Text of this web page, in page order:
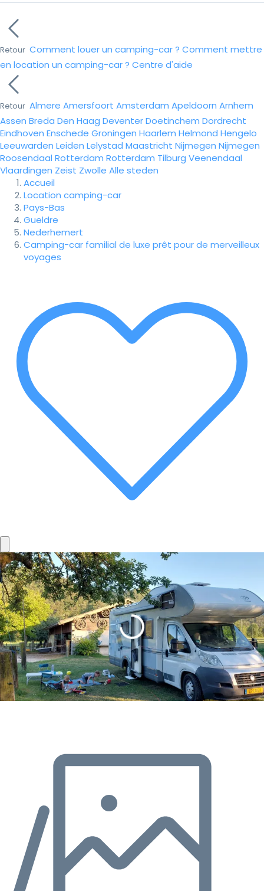
Retour Comment louer un camping-car ? Comment mettre
en location un camping-car ? Centre d'aide
Retour Almere Amersfoort Amsterdam Apeldoorn Arnhem
Assen Breda Den Haag DeventerDoetinchem Dordrecht
Eindhoven Enschede Groningen Haarlem Helmond Hengelo
Leeuwarden Leiden Lelystad Maastricht Nijmegen Nijmegen
Roosendaal Rotterdam Rotterdam Tilburg Veenendaal
Vlaardingen Zeist Zwolle Alle steden
Accueil
Location camping-car
Pays-Bas
Gueldre
Nederhemert
Camping-car familial de luxe prêt pour de merveilleux
voyages